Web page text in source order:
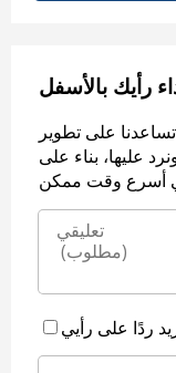
رأيك بالأسفل
على تطوير
عليها، بناء على